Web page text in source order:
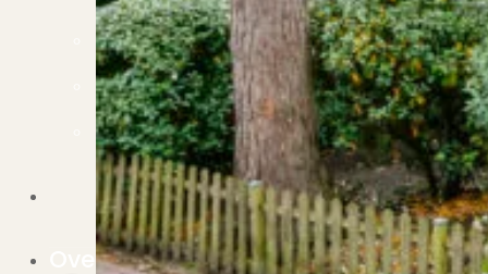
Verhuur uw woning via ons netwerk
Verhuur & Beheer
Huurwoningen én beheer op maat
Verbouwen
Wil jij jouw huis renoveren? Geen probleem!
Alle diensten
Bekijk het overzicht van alle diensten..
Over PUUR*